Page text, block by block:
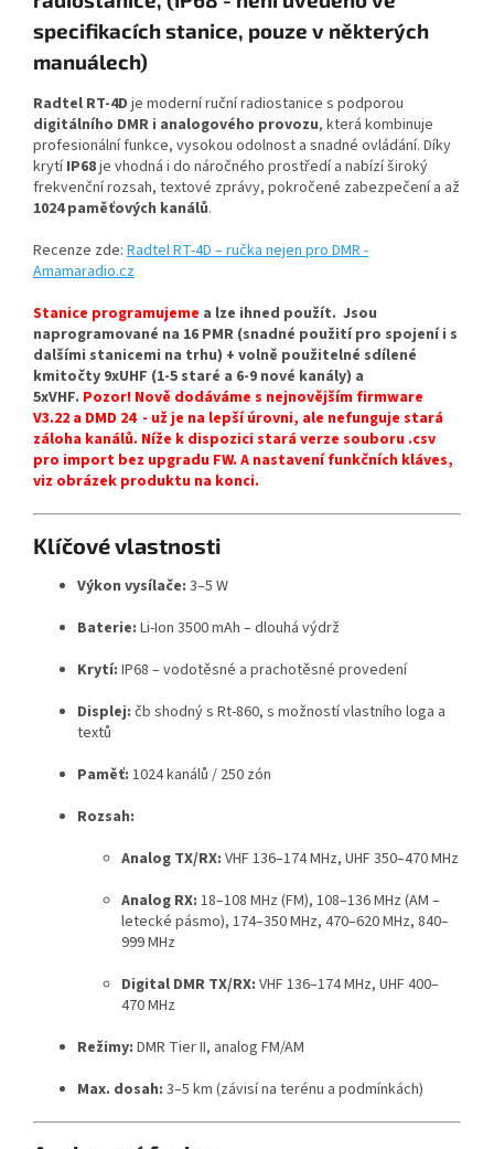
specifikacích stanice, pouze v některých
manuálech)
Radtel RT-4D je moderní ruční radiostanice s podporou
digitálního DMR i analogového provozu, která kombinuje
profesionální funkce, vysokou odolnost a snadné ovládání. Díky
krytíIP68je vhodná i do náročného prostředí a nabízí široký
frekvenční rozsah, textové zprávy, pokročené zabezpečení a až
1024 paměťových kanálů.
Recenze zde: Radtel RT-4D – ručka nejen pro DMR -
Amamaradio.cz
Stanice programujeme a lze ihned použít. Jsou
naprogramované na 16 PMR (snadné použití pro spojení i s
dalšími stanicemi na trhu) + volně použitelné sdílené
kmitočty 9xUHF (1-5 staré a 6-9 nové kanály) a
5xVHF. Pozor! Nově dodáváme s nejnovějším firmware
V3.22 a DMD 24 - už je na lepší úrovni, ale nefunguje stará
záloha kanálů. Níže k dispozici stará verze souboru .csv
pro import bez upgradu FW. A nastavení funkčních kláves,
viz obrázek produktu na konci.
Klíčové vlastnosti
Výkon vysílače: 3–5 W
Baterie: Li-Ion 3500 mAh – dlouhá výdrž
Krytí: IP68 – vodotěsné a prachotěsné provedení
Displej: čb shodný s Rt-860, s možností vlastního loga a
textů
Paměť: 1024 kanálů / 250 zón
Rozsah:
Analog TX/RX: VHF 136–174 MHz, UHF 350–470 MHz
Analog RX: 18–108 MHz (FM), 108–136 MHz (AM –
letecké pásmo), 174–350 MHz, 470–620 MHz, 840–
999 MHz
Digital DMR TX/RX: VHF 136–174 MHz, UHF 400–
470 MHz
Režimy: DMR Tier II, analog FM/AM
Max. dosah: 3–5 km (závisí na terénu a podmínkách)